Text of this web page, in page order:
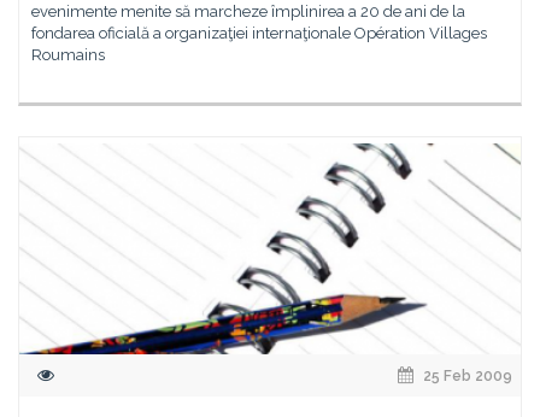
evenimente menite să marcheze împlinirea a 20 de ani de la
fondarea oficială a organizaţiei internaţionale Opération Villages
Roumains
25 Feb 2009